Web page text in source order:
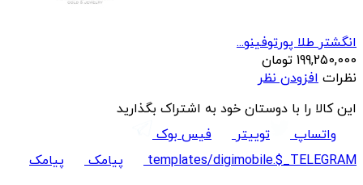
انگشتر طلا پورتوفینو...
199,250,000 تومان
نظرات افزودن نظر
این کالا را با دوستان خود به اشتراک بگذارید
واتساپ
توییتر
فیس بوک
templates/digimobile.$_TELEGRAM
پیامک پیامک